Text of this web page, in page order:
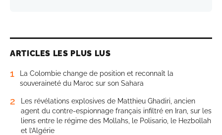
ARTICLES LES PLUS LUS
1
La Colombie change de position et reconnaît la
souveraineté du Maroc sur son Sahara
2
Les révélations explosives de Matthieu Ghadiri, ancien
agent du contre-espionnage français infiltré en Iran, sur les
liens entre le régime des Mollahs, le Polisario, le Hezbollah
et l’Algérie